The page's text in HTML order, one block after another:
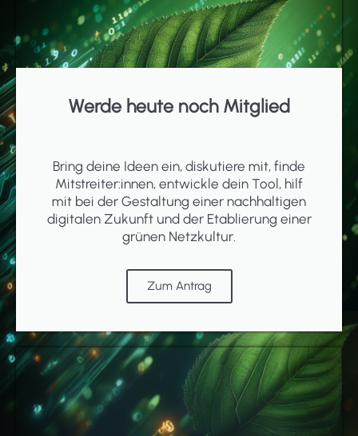
Werde heute noch Mitglied
Bring deine Ideen ein, diskutiere mit, finde
Mitstreiter:innen, entwickle dein Tool, hilf
mit bei der Gestaltung einer nachhaltigen
digitalen Zukunft und der Etablierung einer
grünen Netzkultur.
Zum Antrag